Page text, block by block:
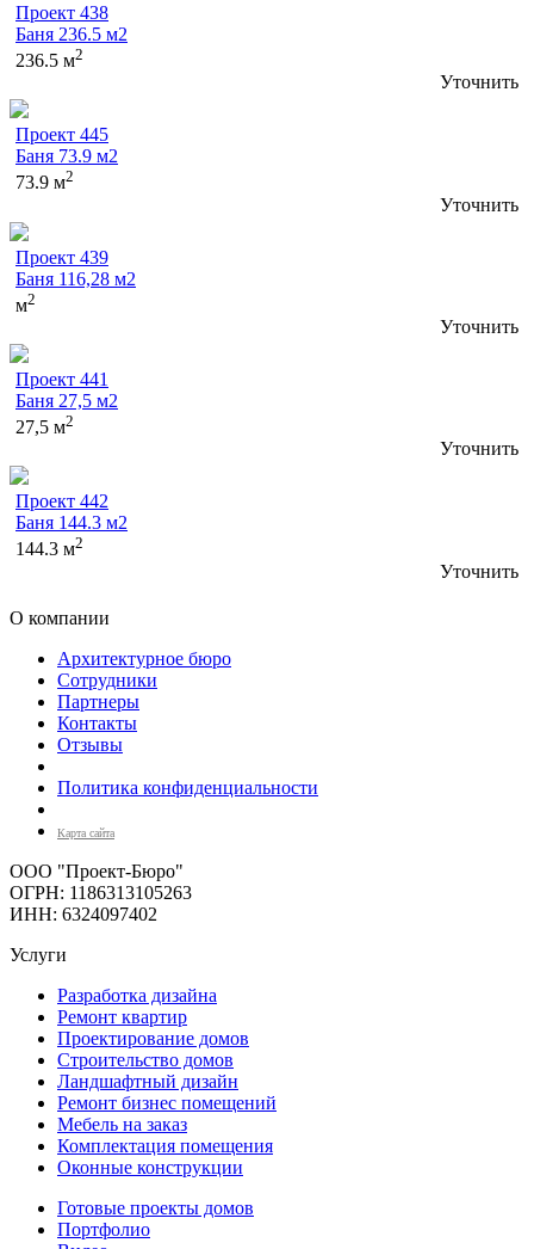
Проект 438
Баня 236.5 м2
236.5 м2
Уточнить
Проект 445
Баня 73.9 м2
73.9 м2
Уточнить
Проект 439
Баня 116,28 м2
м2
Уточнить
Проект 441
Баня 27,5 м2
27,5 м2
Уточнить
Проект 442
Баня 144.3 м2
144.3 м2
Уточнить
О компании
Архитектурное бюро
Сотрудники
Партнеры
Контакты
Отзывы
Политика конфиденциальности
Карта сайта
ООО "Проект-Бюро"
ОГРН: 1186313105263
ИНН: 6324097402
Услуги
Разработка дизайна
Ремонт квартир
Проектирование домов
Строительство домов
Ландшафтный дизайн
Ремонт бизнес помещений
Мебель на заказ
Комплектация помещения
Оконные конструкции
Готовые проекты домов
Портфолио